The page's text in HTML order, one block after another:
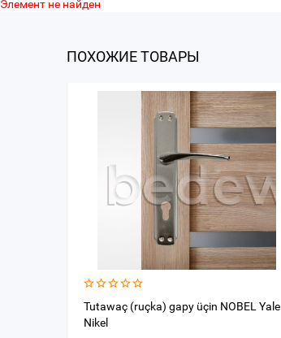
Элемент не найден
ПОХОЖИЕ ТОВАРЫ
Tutawaç (ruçka) gapy üçin NOBEL Yale
Nikel